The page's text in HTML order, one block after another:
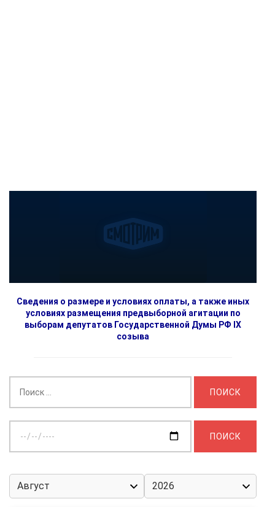
Сведения о размере и условиях оплаты, а также иных
условиях размещения предвыборной агитации по
выборам депутатов Государственной Думы РФ IX
созыва
дату: